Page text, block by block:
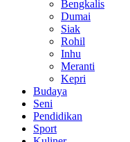
Bengkalis
Dumai
Siak
Rohil
Inhu
Meranti
Kepri
Budaya
Seni
Pendidikan
Sport